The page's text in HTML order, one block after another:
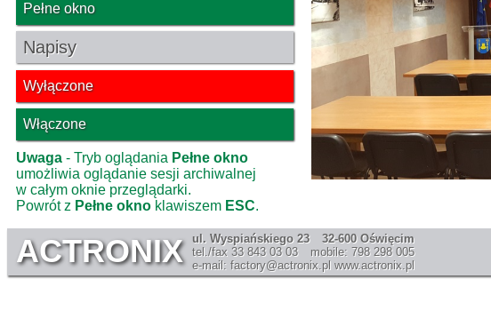
Pełne okno
Napisy
Wyłączone
Włączone
Uwaga - Tryb oglądania Pełne okno
umożliwia oglądanie sesji archiwalnej
w całym oknie przeglądarki.
Powrót z Pełne okno klawiszem ESC.
ACTRONIX
ul. Wyspiańskiego 23
tel./fax 33 843 03 03
e-mail: factory@actronix.pl
32-600 Oświęcim
mobile: 798 298 005
www.actronix.pl